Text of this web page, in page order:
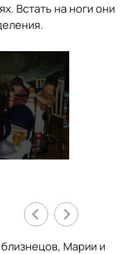
Встать на ноги они
Марии и